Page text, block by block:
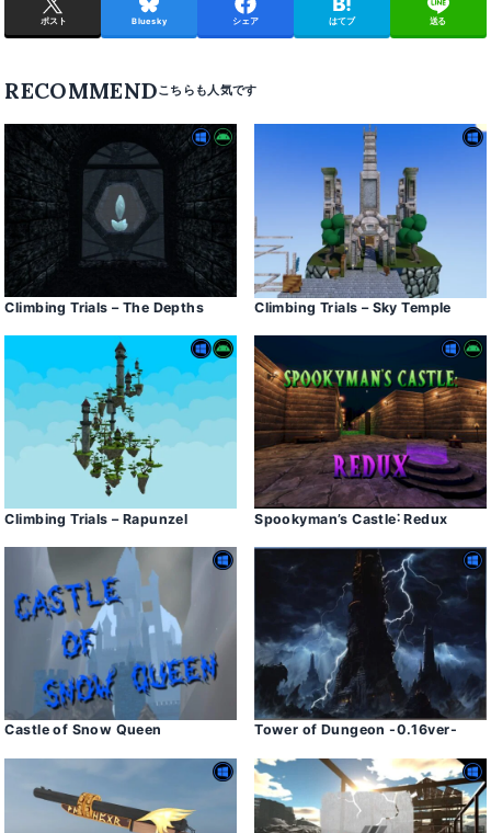
ポスト Bluesky シェア はてブ 送る
RECOMMEND
Climbing Trials – The Depths Climbing Trials – Sky Temple
Climbing Trials – Rapunzel Spookyman’s Castle˸ Redux
Castle of Snow Queen Tower of Dungeon -0․16ver-